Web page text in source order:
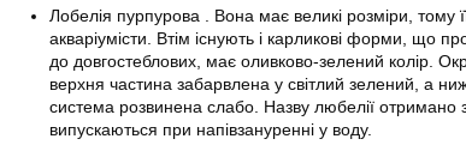
Лобелія пурпурова . Вона має великі розміри, тому
акваріумісти. Втім існують і карликові форми, що
до довгостеблових, має оливково-зелений колір.
верхня частина забарвлена у світлий зелений, а
система розвинена слабо. Назву любелії отримано
випускаються при напівзануренні у воду.